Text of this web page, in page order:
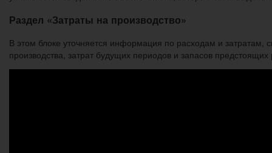
Раздел «Затраты на производство»
В этом блоке уточняется информация по расходам и
производства, затрат будущих периодов и запасов предстоящих